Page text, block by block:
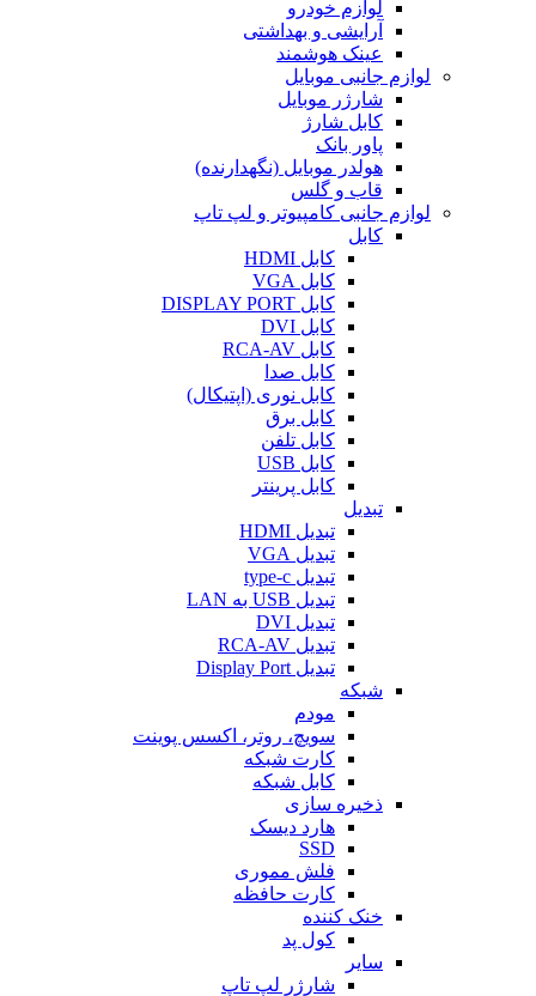
لوازم خودرو
آرایشی و بهداشتی
عینک هوشمند
لوازم جانبی موبایل
شارژر موبایل
کابل شارژ
پاور بانک
هولدر موبایل (نگهدارنده)
قاب و گلس
لوازم جانبی کامپیوتر و لپ تاپ
کابل
کابل HDMI
کابل VGA
کابل DISPLAY PORT
کابل DVI
کابل RCA-AV
کابل صدا
کابل نوری (اپتیکال)
کابل برق
کابل تلفن
کابل USB
کابل پرینتر
تبدیل
تبدیل HDMI
تبدیل VGA
تبدیل type-c
تبدیل USB به LAN
تبدیل DVI
تبدیل RCA-AV
تبدیل Display Port
شبکه
مودم
سویچ، روتر، اکسس پوینت
کارت شبکه
کابل شبکه
ذخیره سازی
هارد دیسک
SSD
فلش مموری
کارت حافظه
خنک کننده
کول پد
سایر
شارژر لپ تاپ